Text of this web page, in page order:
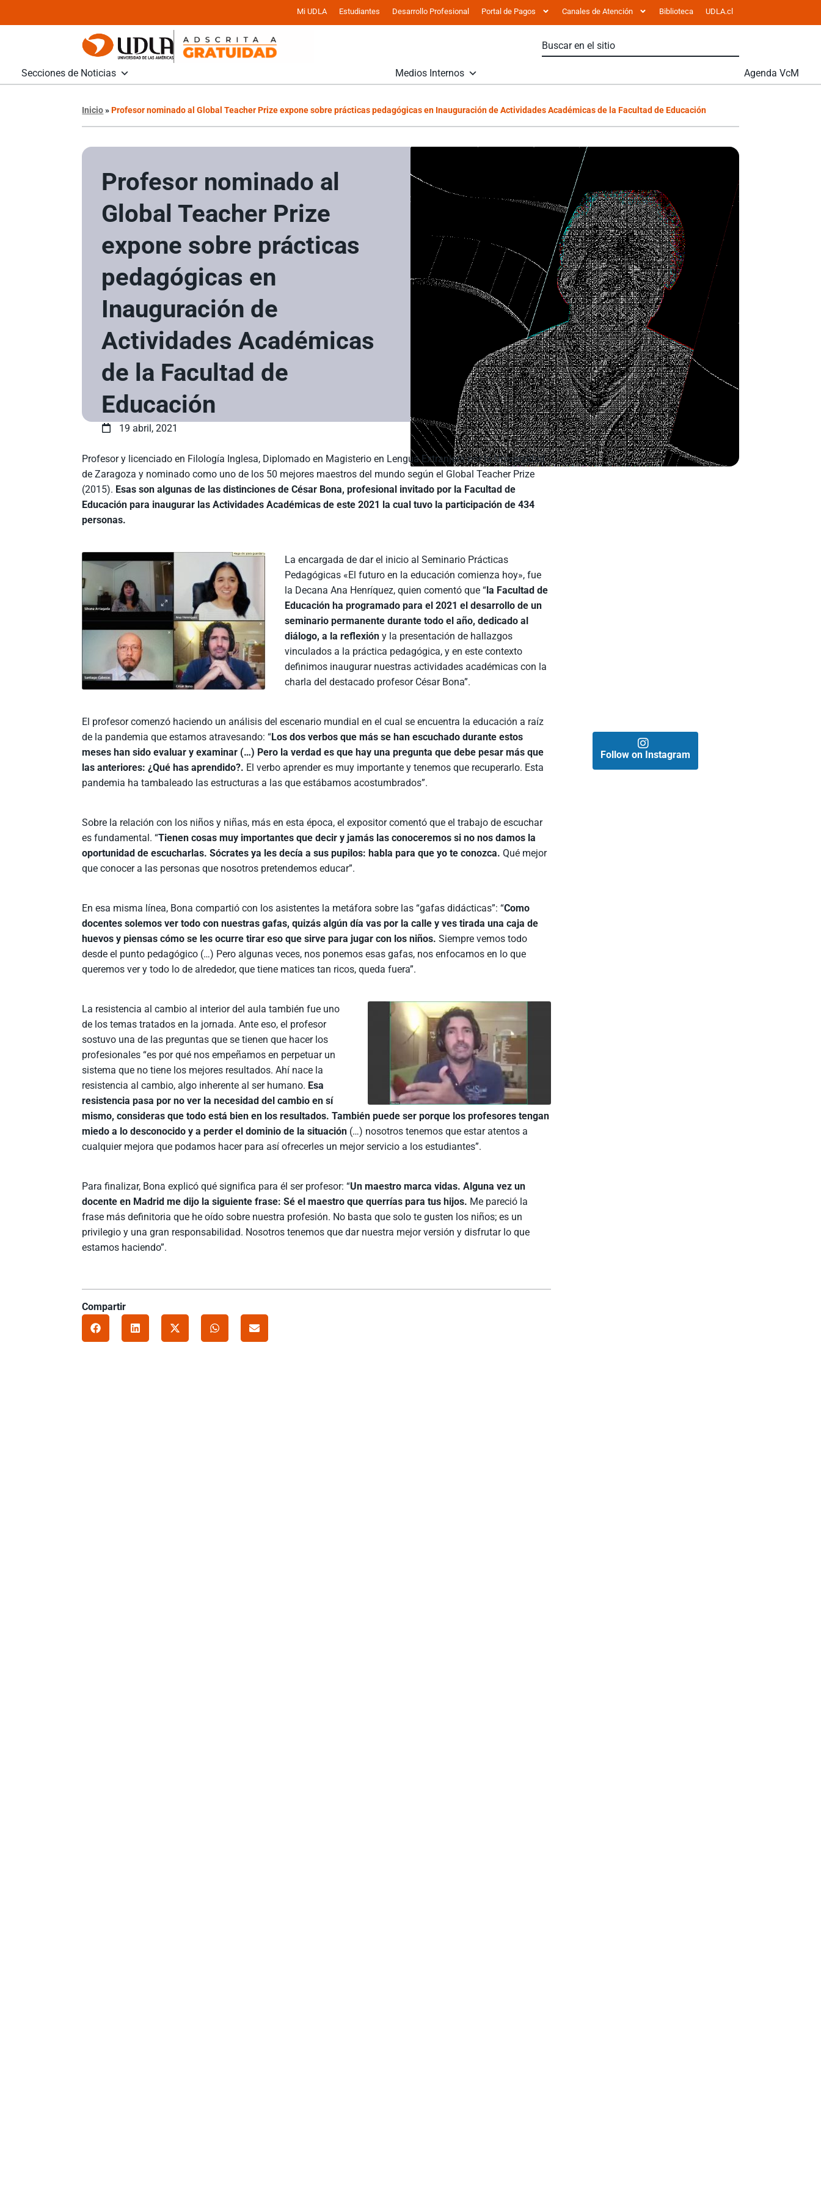
Mi UDLA Estudiantes Desarrollo Profesional Portal de Pagos Canales de Atención Biblioteca UDLA.cl
Secciones de Noticias Medios Internos Agenda VcM
Inicio»Profesor nominado al Global Teacher Prize expone sobre prácticas pedagógicas en Inauguración de Actividades Académicas de la Facultad de Educación
Profesor nominado al
Global Teacher Prize
expone sobre prácticas
pedagógicas en
Inauguración de
Actividades Académicas
de la Facultad de
Educación
19 abril, 2021
Profesor y licenciado en Filología Inglesa, Diplomado en Magisterio en Lengua Extranjera por la Universidad
de Zaragoza y nominado como uno de los 50 mejores maestros del mundo según el Global Teacher Prize
(2015). Esas son algunas de las distinciones de César Bona, profesional invitado por la Facultad de
Educación para inaugurar las Actividades Académicas de este 2021 la cual tuvo la participación de 434
personas.
La encargada de dar el inicio al Seminario Prácticas
Pedagógicas «El futuro en la educación comienza hoy», fue
la Decana Ana Henríquez, quien comentó que “la Facultad de
Educación ha programado para el 2021 el desarrollo de un
seminario permanente durante todo el año, dedicado al
diálogo, a la reflexión y la presentación de hallazgos
vinculados a la práctica pedagógica, y en este contexto
definimos inaugurar nuestras actividades académicas con la
charla del destacado profesor César Bona”.
El profesor comenzó haciendo un análisis del escenario mundial en el cual se encuentra la educación a raíz
de la pandemia que estamos atravesando: “Los dos verbos que más se han escuchado durante estos
meses han sido evaluar y examinar (…) Pero la verdad es que hay una pregunta que debe pesar más que
las anteriores: ¿Qué has aprendido?. El verbo aprender es muy importante y tenemos que recuperarlo. Esta
pandemia ha tambaleado las estructuras a las que estábamos acostumbrados”.
Sobre la relación con los niños y niñas, más en esta época, el expositor comentó que el trabajo de escuchar
es fundamental. “Tienen cosas muy importantes que decir y jamás las conoceremos si no nos damos la
oportunidad de escucharlas. Sócrates ya les decía a sus pupilos: habla para que yo te conozca. Qué mejor
que conocer a las personas que nosotros pretendemos educar”.
En esa misma línea, Bona compartió con los asistentes la metáfora sobre las “gafas didácticas”: “Como
docentes solemos ver todo con nuestras gafas, quizás algún día vas por la calle y ves tirada una caja de
huevos y piensas cómo se les ocurre tirar eso que sirve para jugar con los niños. Siempre vemos todo
desde el punto pedagógico (…) Pero algunas veces, nos ponemos esas gafas, nos enfocamos en lo que
queremos ver y todo lo de alrededor, que tiene matices tan ricos, queda fuera”.
La resistencia al cambio al interior del aula también fue uno
de los temas tratados en la jornada. Ante eso, el profesor
sostuvo una de las preguntas que se tienen que hacer los
profesionales “es por qué nos empeñamos en perpetuar un
sistema que no tiene los mejores resultados. Ahí nace la
resistencia al cambio, algo inherente al ser humano. Esa
resistencia pasa por no ver la necesidad del cambio en sí
mismo, consideras que todo está bien en los resultados. También puede ser porque los profesores tengan
miedo a lo desconocido y a perder el dominio de la situación (…) nosotros tenemos que estar atentos a
cualquier mejora que podamos hacer para así ofrecerles un mejor servicio a los estudiantes”.
Para finalizar, Bona explicó qué significa para él ser profesor: “Un maestro marca vidas. Alguna vez un
docente en Madrid me dijo la siguiente frase: Sé el maestro que querrías para tus hijos. Me pareció la
frase más definitoria que he oído sobre nuestra profesión. No basta que solo te gusten los niños; es un
privilegio y una gran responsabilidad. Nosotros tenemos que dar nuestra mejor versión y disfrutar lo que
estamos haciendo”.
Compartir
Follow on Instagram